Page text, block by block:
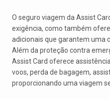
O seguro viagem da Assist
exigência, como também
adicionais que garantem uma
Além da proteção contra
Assist Card oferece
voos, perda de bagagem,
proporcionando uma viagem